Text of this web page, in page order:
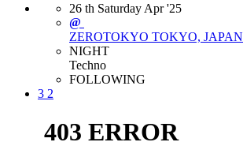
26 th Saturday Apr '25
@
ZEROTOKYO TOKYO, JAPAN
NIGHT
Techno
FOLLOWING
3 2